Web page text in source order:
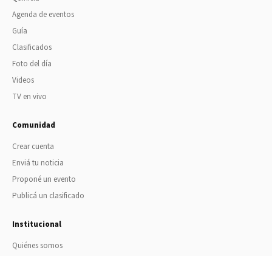
Agenda de eventos
Guía
Clasificados
Foto del día
Videos
TV en vivo
Comunidad
Crear cuenta
Enviá tu noticia
Proponé un evento
Publicá un clasificado
Institucional
Quiénes somos